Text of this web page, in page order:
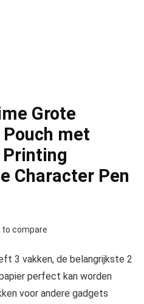
Grote
met
Character Pen
to compare
3 vakken, de belangrijkste 2
perfect kan worden
voor andere gadgets